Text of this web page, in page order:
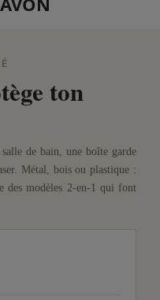
ton
de bain, une boîte garde
Métal, bois ou plastique :
des modèles 2-en-1 qui font